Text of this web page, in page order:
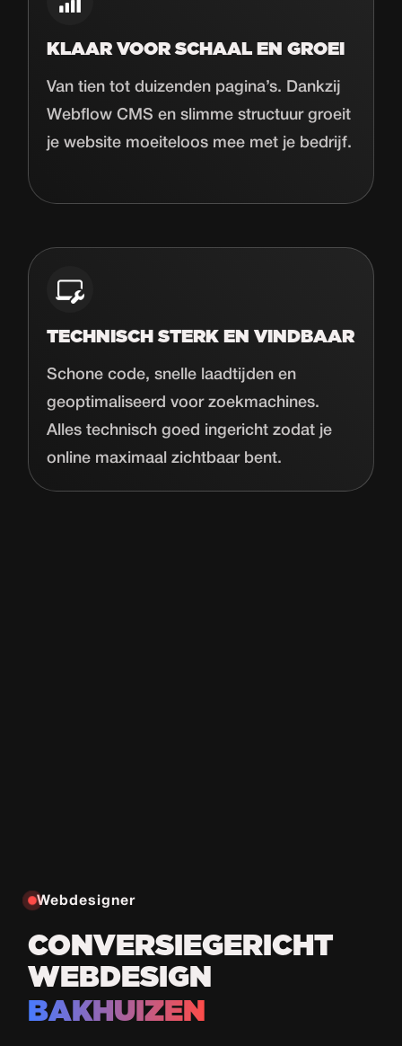
KLAAR VOOR SCHAAL EN GROEI
Van tien tot duizenden pagina’s. Dankzij
Webflow CMS en slimme structuur groeit
je website moeiteloos mee met je bedrijf.
TECHNISCH STERK EN VINDBAAR
Schone code, snelle laadtijden en
geoptimaliseerd voor zoekmachines.
Alles technisch goed ingericht zodat je
online maximaal zichtbaar bent.
Webdesigner
CONVERSIEGERICHT
WEBDESIGN
BAKHUIZEN